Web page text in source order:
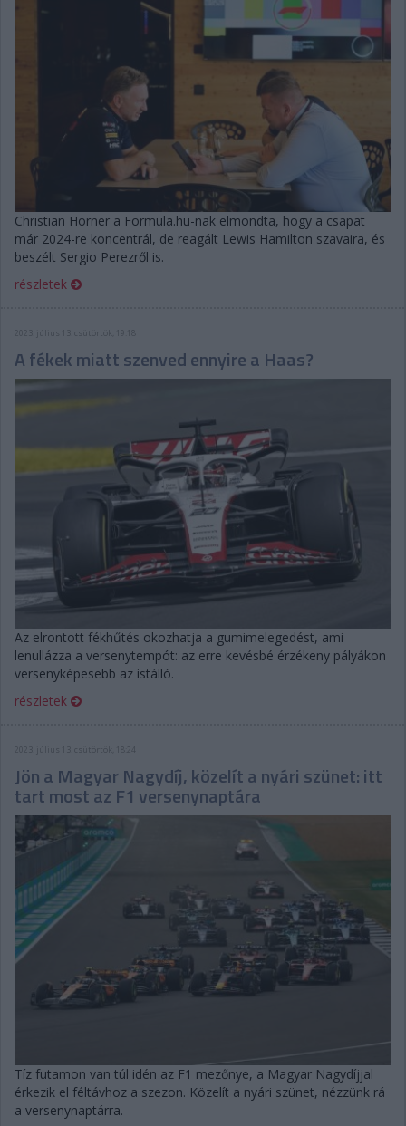
Christian Horner a Formula.hu-nak elmondta, hogy a csapat
már 2024-re koncentrál, de reagált Lewis Hamilton szavaira, és
beszélt Sergio Perezről is.
részletek
2023. július 13. csütörtök, 19:18
A fékek miatt szenved ennyire a Haas?
Az elrontott fékhűtés okozhatja a gumimelegedést, ami
lenullázza a versenytempót: az erre kevésbé érzékeny pályákon
versenyképesebb az istálló.
részletek
2023. július 13. csütörtök, 18:24
Jön a Magyar Nagydíj, közelít a nyári szünet: itt
tart most az F1 versenynaptára
Tíz futamon van túl idén az F1 mezőnye, a Magyar Nagydíjjal
érkezik el féltávhoz a szezon. Közelít a nyári szünet, nézzünk rá
a versenynaptárra.